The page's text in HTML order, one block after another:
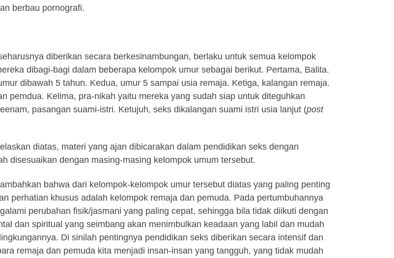
berbau pornografi.
diberikan secara berkesinambungan, berlaku untuk semua kelompok
dibagi-bagi dalam beberapa kelompok umur sebagai berikut. Pertama, Balita.
dibawah 5 tahun. Kedua, umur 5 sampai usia remaja. Ketiga, kalangan remaja.
pemdua. Kelima, pra-nikah yaitu mereka yang sudah siap untuk diteguhkan
pasangan suami-istri. Ketujuh, seks dikalangan suami istri usia lanjut (post
diatas, materi yang ajan dibicarakan dalam pendidikan seks dengan
disesuaikan dengan masing-masing kelompok umum tersebut.
bahwa dari kelompok-kelompok umur tersebut diatas yang paling penting
perhatian khusus adalah kelompok remaja dan pemuda. Pada pertumbuhannya
perubahan fisik/jasmani yang paling cepat, sehingga bila tidak diikuti dengan
dan spiritual yang seimbang akan menimbulkan keadaan yang labil dan mudah
Di sinilah pentingnya pendidikan seks diberikan secara intensif dan
remaja dan pemuda kita menjadi insan-insan yang tangguh, yang tidak mudah